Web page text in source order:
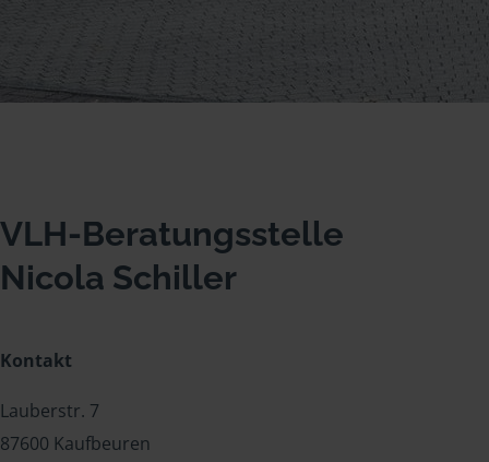
VLH-Beratungsstelle
Nicola Schiller
Kontakt
Lauberstr. 7
87600 Kaufbeuren